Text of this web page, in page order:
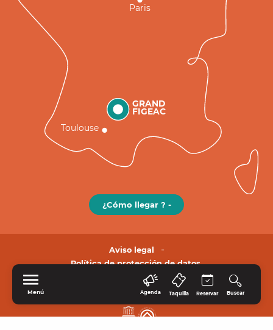
Menú Agenda Taquilla Reservar Buscar
GRAND
FIGEAC
Toulouse
Paris
¿Cómo llegar ? -
Aviso legal
Política de protección de datos.